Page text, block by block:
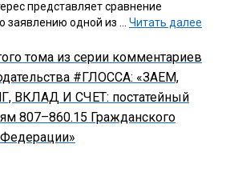
представляет сравнение
заявлению одной из … Читать далее
тома из серии комментариев
#ГЛОССА: «ЗАЕМ,
ВКЛАД И СЧЕТ: постатейный
807–860.15 Гражданского